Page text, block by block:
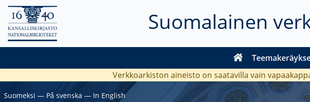
Suomalainen
Verkkoarkiston aineisto on saatavilla vain
Suomeksi ― På svenska ― In English